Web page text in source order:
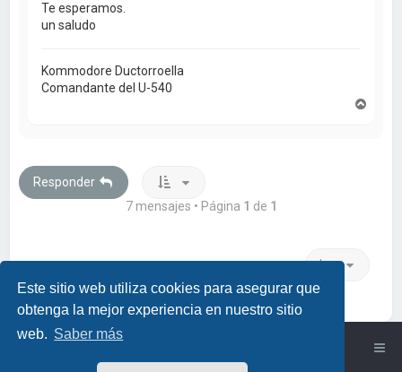
Este sitio web utiliza cookies para asegurar que
obtenga la mejor experiencia en nuestro sitio
web. Saber más
Te esperamos.
un saludo
Kommodore Ductorroella
Comandante del U-540
Responder
7 mensajes • Página 1 de 1
Ir a